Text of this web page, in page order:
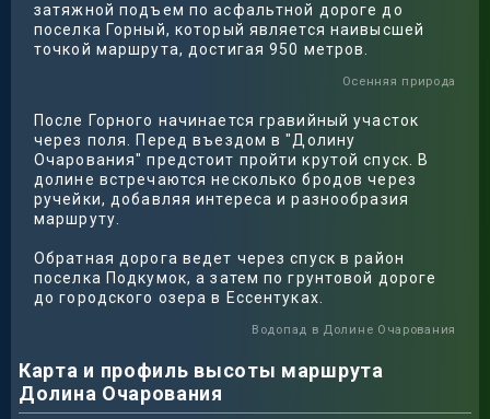
затяжной подъем по асфальтной дороге до
поселка Горный, который является наивысшей
точкой маршрута, достигая 950 метров.
Осенняя природа
После Горного начинается гравийный участок
через поля. Перед въездом в "Долину
Очарования" предстоит пройти крутой спуск. В
долине встречаются несколько бродов через
ручейки, добавляя интереса и разнообразия
маршруту.
Обратная дорога ведет через спуск в район
поселка Подкумок, а затем по грунтовой дороге
до городского озера в Ессентуках.
Водопад в Долине Очарования
Карта и профиль высоты маршрута
Долина Очарования